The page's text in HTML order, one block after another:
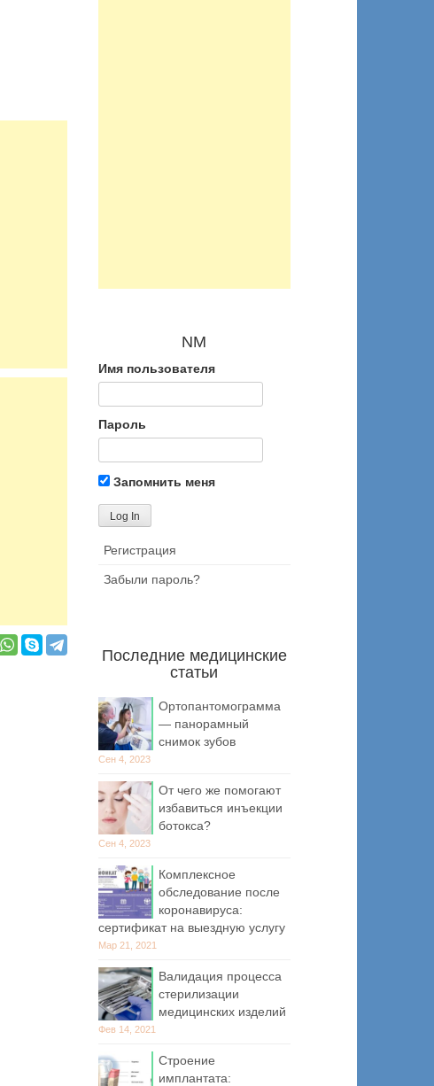
NM
Имя пользователя
Пароль
Запомнить меня
Регистрация
Забыли пароль?
Последние медицинские
статьи
Ортопантомограмма
— панорамный
снимок зубов
Сен 4, 2023
От чего же помогают
избавиться инъекции
ботокса?
Сен 4, 2023
Комплексное
обследование после
коронавируса:
сертификат на выездную услугу
Мар 21, 2021
Валидация процесса
стерилизации
медицинских изделий
Фев 14, 2021
Строение
имплантата: